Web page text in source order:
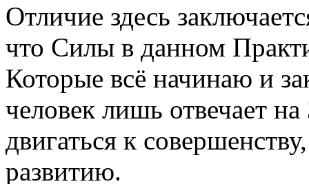
Отличие здесь
что Силы в данном
Которые всё начинаю и
человек лишь отвечает
двигаться к
развитию.